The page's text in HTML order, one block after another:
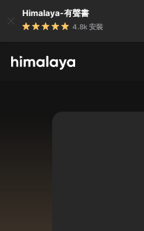
Himalaya-有聲書
4.8k 安裝